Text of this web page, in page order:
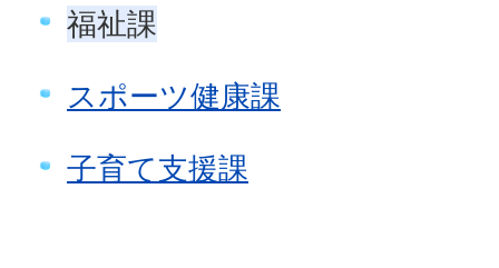
福祉課
スポーツ健康課
子育て支援課